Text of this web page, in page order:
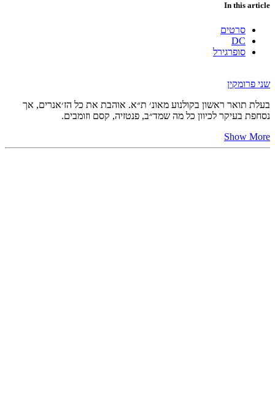
In this article
סרטים
DC
סופרגירל
שני פרומקין
בעלת תואר ראשון בקולנוע מאונ׳ ת״א. אוהבת את כל הז׳אנרים, אך
נסחפת בעיקר לכיוון כל מה שמד״ב, פנטזיה, קסם וזומבים.
Show More